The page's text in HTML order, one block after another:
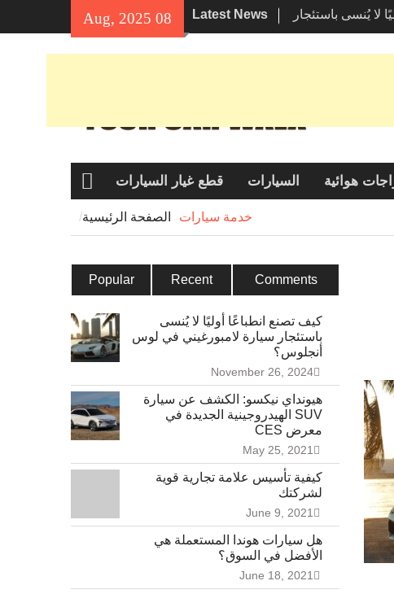
08 Aug, 2025 Latest News
لا يُنسى باستئجار
لوس أنجلوس؟
للبيئة في
قطع غيار السيارات السيارات هوائية
الصفحة الرئيسية خدمة سيارات
Popular Recent Comments
كيف تصنع انطباعًا أوليًا لا يُنسى
باستئجار سيارة لامبورغيني في لوس
أنجلوس؟
November 26, 2024
هيونداي نيكسو: الكشف عن سيارة
SUV الهيدروجينية الجديدة في
معرض CES
May 25, 2021
كيفية تأسيس علامة تجارية قوية
لشركتك
June 9, 2021
هل سيارات هوندا المستعملة هي
الأفضل في السوق؟
June 18, 2021